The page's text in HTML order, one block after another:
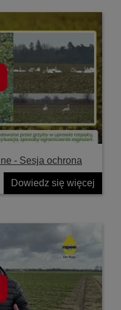
- Sesja ochrona
Dowiedz się więcej